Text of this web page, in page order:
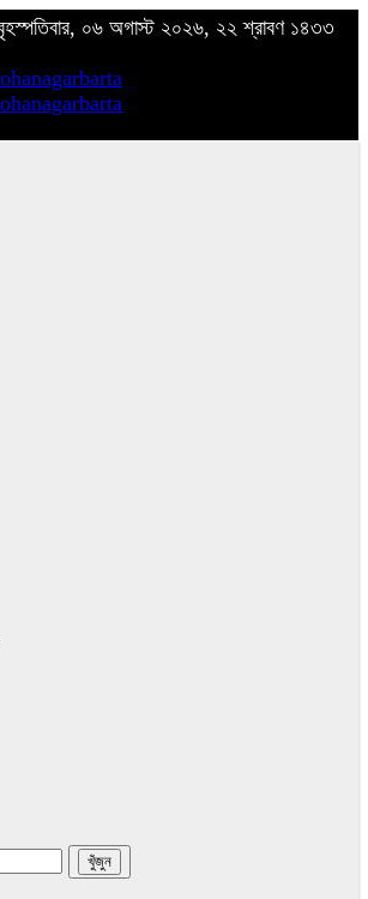
০৬ অগাস্ট ২০২৬, ২২ শ্রাবণ ১৪৩৩